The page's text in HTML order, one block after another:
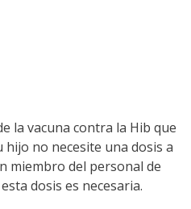
la vacuna contra la Hib que
hijo no necesite una dosis a
miembro del personal de
dosis es necesaria.